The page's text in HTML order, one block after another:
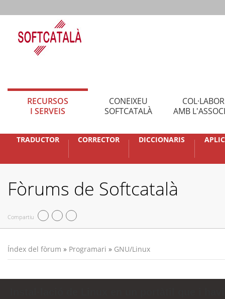
RECURSOS
I SERVEIS
CONEIXEU
SOFTCATALÀ
AMB
TRADUCTOR CORRECTOR DICCIONARIS
Fòrums de Softcatalà
Compartiu
Índex del fòrum » Programari » GNU/Linux